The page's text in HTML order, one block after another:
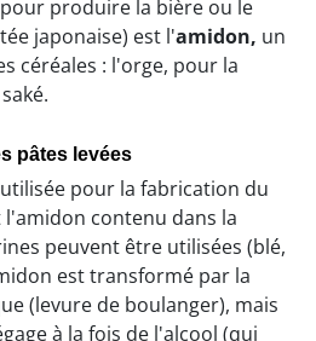
produire la bière ou le
japonaise) est l'amidon, un
céréales : l'orge, pour la
pâtes levées
pour la fabrication du
contenu dans la
peuvent être utilisées (blé,
est transformé par la
(levure de boulanger), mais
à la fois de l'alcool (qui